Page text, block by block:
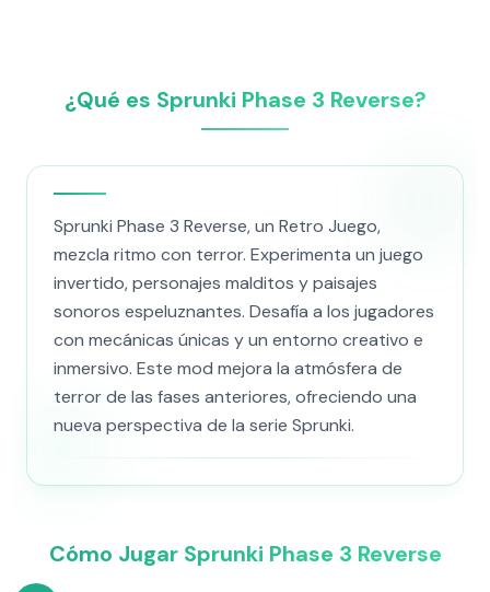
¿Qué es Sprunki Phase 3 Reverse?
Sprunki Phase 3 Reverse, un Retro Juego,
mezcla ritmo con terror. Experimenta un juego
invertido, personajes malditos y paisajes
sonoros espeluznantes. Desafía a los jugadores
con mecánicas únicas y un entorno creativo e
inmersivo. Este mod mejora la atmósfera de
terror de las fases anteriores, ofreciendo una
nueva perspectiva de la serie Sprunki.
Cómo Jugar Sprunki Phase 3 Reverse